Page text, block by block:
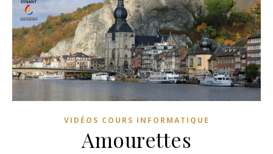
VIDÉOS COURS INFORMATIQUE
Amourettes